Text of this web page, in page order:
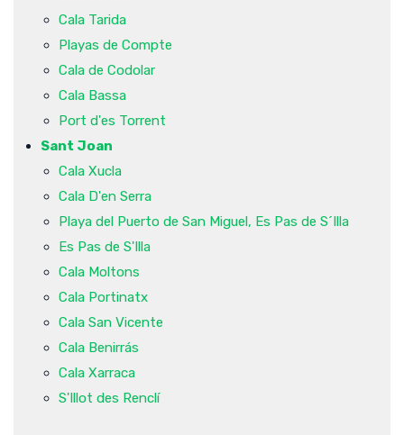
Cala Tarida
Playas de Compte
Cala de Codolar
Cala Bassa
Port d'es Torrent
Sant Joan
Cala Xucla
Cala D'en Serra
Playa del Puerto de San Miguel, Es Pas de S´Illa
Es Pas de S'Illa
Cala Moltons
Cala Portinatx
Cala San Vicente
Cala Benirrás
Cala Xarraca
S'Illot des Renclí